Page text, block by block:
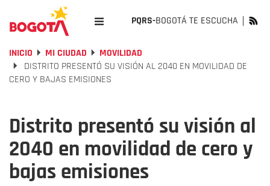
PQRS-BOGOTÁ TE ESCUCHA
INICIO MI CIUDAD
MOVILIDAD
DISTRITO PRESENTÓ SU VISIÓN AL 2040 EN MOVILIDAD DE
CERO Y BAJAS EMISIONES
Distrito presentó su visión al
2040 en movilidad de cero y
bajas emisiones